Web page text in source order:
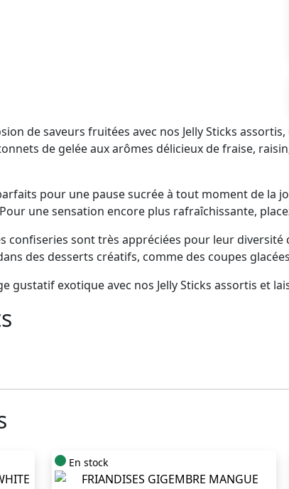
de saveurs fruitées avec nos Jelly Sticks
de gelée aux arômes délicieux de fraise,
pour une pause sucrée à tout moment de
une sensation encore plus rafraîchissante,
confiseries sont très appréciées pour leur
des desserts créatifs, comme des coupes
gustatif exotique avec nos Jelly Sticks assortis et
En stock